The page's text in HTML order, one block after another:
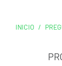
INICIO /